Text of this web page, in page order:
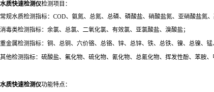
水质快速检测仪检测项目：
常规水质检测指标：COD、氨氮、总氮、总磷、磷酸盐、硝酸盐氮、亚硝酸盐氮
消毒类检测指标：余氯、总氯、二氧化氯、有效氯、亚氯酸盐、溴酸盐；
重金属检测指标：铜、总铜、六价铬、总铬、锌、总锌、铁、总铁、镍、总镍、
其他检测指标：硫酸盐、氟化物、硫化物、氰化物、总氰化物、挥发性酚、苯胺
水质快速检测仪功能特点：